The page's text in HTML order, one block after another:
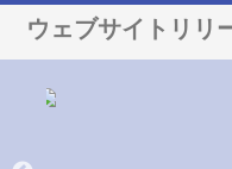
ウェブサイトリリ